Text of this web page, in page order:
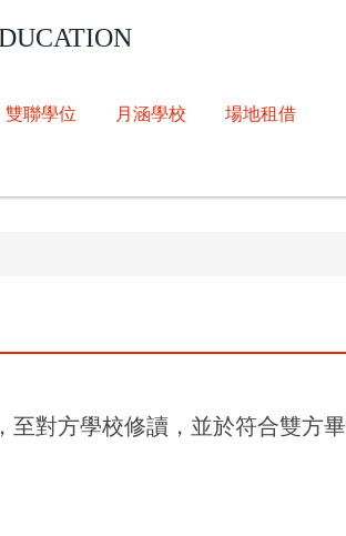
雙聯學位 月涵學校 場地租借
至對方學校修讀，並於符合雙方畢